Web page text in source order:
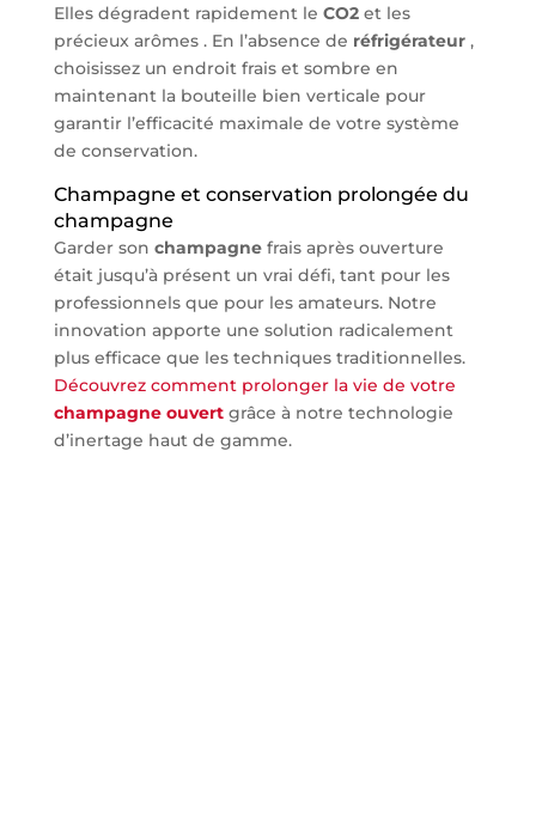
Elles dégradent rapidement le CO2et les
précieux arômes . En l’absence de réfrigérateur,
choisissez un endroit frais et sombre en
maintenant la bouteille bien verticale pour
garantir l’efficacité maximale de votre système
de conservation.
Champagne et conservation prolongée du
champagne
Garder son champagnefrais après ouverture
était jusqu’à présent un vrai défi, tant pour les
professionnels que pour les amateurs. Notre
innovation apporte une solution radicalement
plus efficace que les techniques traditionnelles.
Découvrez comment prolonger la vie de votre
champagne ouvertgrâce à notre technologie
d’inertage haut de gamme.